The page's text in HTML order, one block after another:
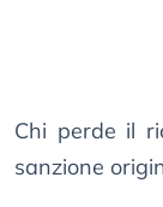
Chi perde il
sanzione